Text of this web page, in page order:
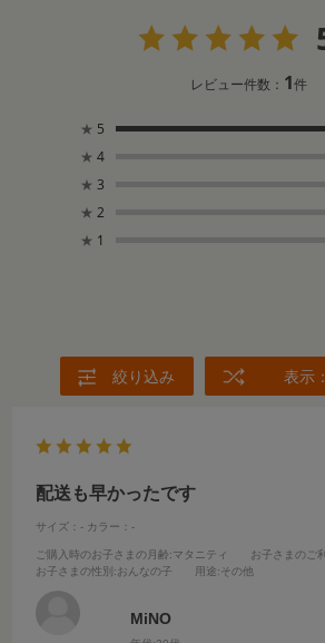
レビュー件数： 1件
★ 5
★ 4
★ 3
★ 2
★ 1
絞り込み 表示
配送も早かったです
サイズ：- カラー：-
ご購入時のお子さまの月齢:マタニティ お子さまのご
お子さまの性別 :おんなの子 用途:その他
MiNO